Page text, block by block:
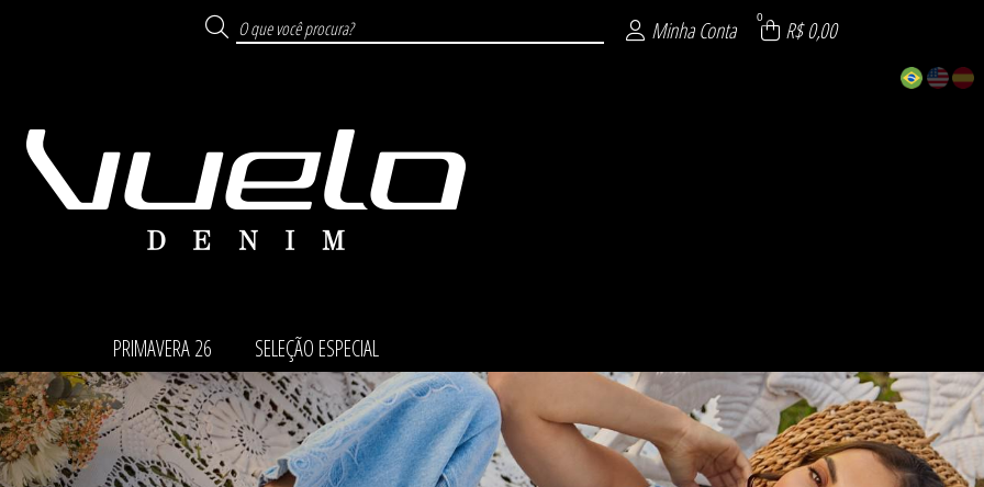
Minha Conta 0 R$ 0,00
PRIMAVERA 26
TODOS DE PRIMAVERA 26
SELEÇÃO ESPECIAL
TODOS DE SELEÇÃO ESPECIAL